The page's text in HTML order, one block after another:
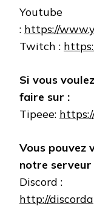
Youtube
: https://
Twitch :
Si vous
faire sur :
Tipeee:
Vous pouvez
notre serveur
Discord :
http://